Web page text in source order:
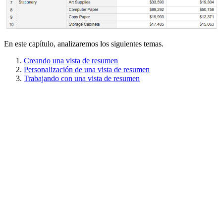
En este capítulo, analizaremos los siguientes temas.
Creando una vista de resumen
Personalización de una vista de resumen
Trabajando con una vista de resumen